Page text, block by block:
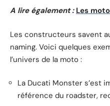
A lire également : Les
Les constructeurs savent
naming. Voici quelques
l’univers de la moto :
La Ducati Monster s’est
référence du roadster,